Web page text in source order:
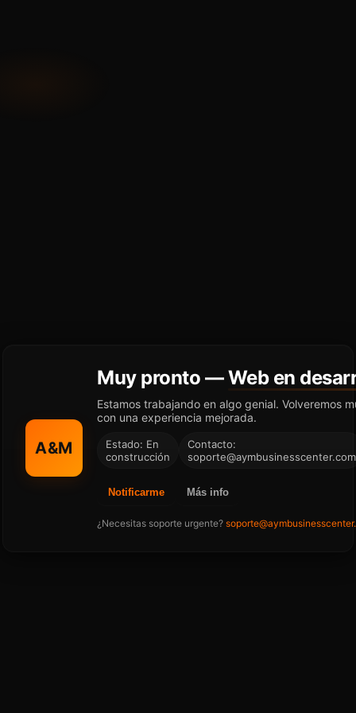
A&M
Muy pronto —Web en
Estamos trabajando en algo genial. Volveremos
con una experiencia mejorada.
Estado: En
construcción
Contacto:
soporte@aymbusinesscenter.com
Notificarme Más info
¿Necesitas soporte urgente?